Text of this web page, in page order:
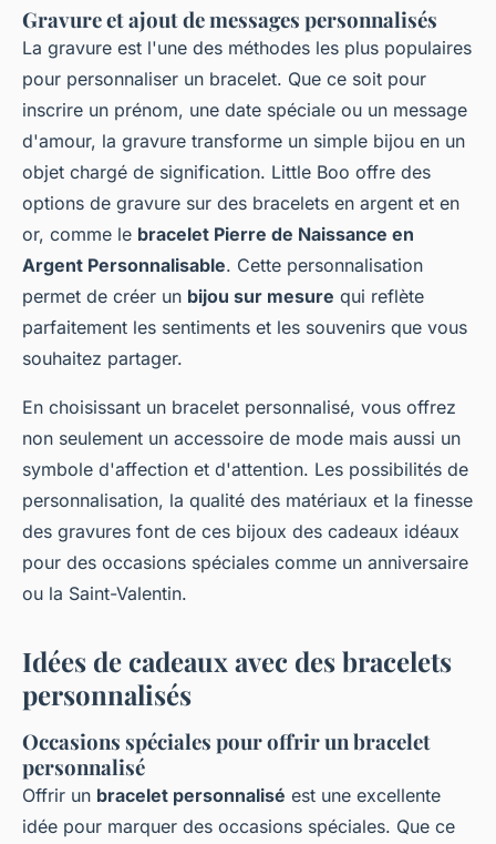
Gravure et ajout de messages personnalisés
La gravure est l'une des méthodes les plus populaires
pour personnaliser un bracelet. Que ce soit pour
inscrire un prénom, une date spéciale ou un message
d'amour, la gravure transforme un simple bijou en un
objet chargé de signification. Little Boo offre des
options de gravure sur des bracelets en argent et en
or, comme le bracelet Pierre de Naissance en
Argent Personnalisable. Cette personnalisation
permet de créer un bijou sur mesure qui reflète
parfaitement les sentiments et les souvenirs que vous
souhaitez partager.
En choisissant un bracelet personnalisé, vous offrez
non seulement un accessoire de mode mais aussi un
symbole d'affection et d'attention. Les possibilités de
personnalisation, la qualité des matériaux et la finesse
des gravures font de ces bijoux des cadeaux idéaux
pour des occasions spéciales comme un anniversaire
ou la Saint-Valentin.
Idées de cadeaux avec des bracelets
personnalisés
Occasions spéciales pour offrir un bracelet
personnalisé
Offrir un bracelet personnalisé est une excellente
idée pour marquer des occasions spéciales. Que ce